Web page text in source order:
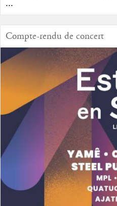
...
Compte-rendu de concert